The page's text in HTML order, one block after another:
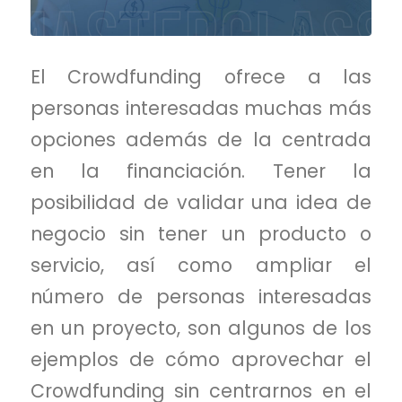
El Crowdfunding ofrece a las
personas interesadas muchas más
opciones además de la centrada
en la financiación. Tener la
posibilidad de validar una idea de
negocio sin tener un producto o
servicio, así como ampliar el
número de personas interesadas
en un proyecto, son algunos de los
ejemplos de cómo aprovechar el
Crowdfunding sin centrarnos en el